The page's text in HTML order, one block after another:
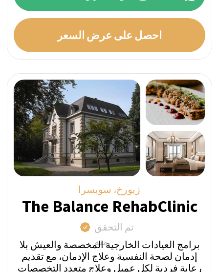
ميتاري" برنامج إعادة تأهيل على نمط الفنادق،
معتمدًا على نهج علاجي مشترك بين الطبي
اطرح سؤالاً عبر واتساب
فردي
احصل على عرض السعر
قام فريق التفتيش التابع لنا بزيارة مرافق مقدم
الخدمة للتأكد من مطابقتها للصور المعروضة على
برامج مخصصة بطاقم حصري
أكثر الأسئلة شيوعًا حول علاج
إدمان الأدوية الموصوفة في
سويسرا